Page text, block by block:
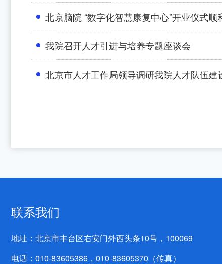
北京脑院 “数字化智慧康复中心”开业仪式顺
我院召开人才引进与培养专题座谈会
北京市人才工作局领导调研我院人才队伍建
联系我们
地址：北京市丰台区右安门外西头条10号，100069
电话：010-83605386，010-83605370（传真）